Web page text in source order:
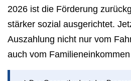
2026 ist die Förderung
stärker sozial ausgerichtet.
Auszahlung nicht nur vom
auch vom